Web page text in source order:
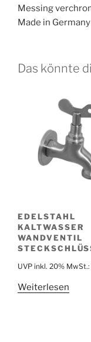
Messing
Made in Germany
Das könnte
EDELSTAHL
KALTWASSER
WANDVENTIL
UVP inkl. 20% MwSt.:
Weiterlesen